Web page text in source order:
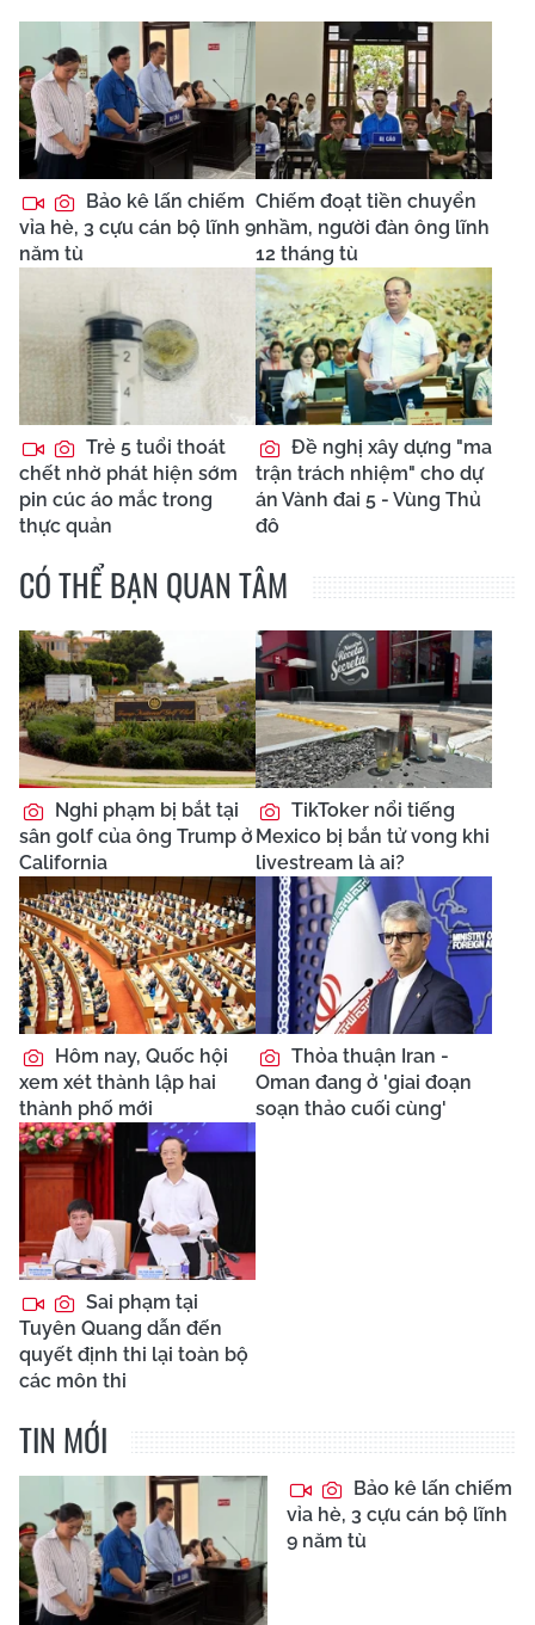
Bảo kê lấn chiếm
vỉa hè, 3 cựu cán bộ lĩnh 9
năm tù
Chiếm đoạt tiền chuyển
nhầm, người đàn ông lĩnh
12 tháng tù
Trẻ 5 tuổi thoát
chết nhờ phát hiện sớm
pin cúc áo mắc trong
thực quản
Đề nghị xây dựng "ma
trận trách nhiệm" cho dự
án Vành đai 5 - Vùng Thủ
đô
CÓ THỂ BẠN QUAN TÂM
Nghi phạm bị bắt tại
sân golf của ông Trump ở
California
TikToker nổi tiếng
Mexico bị bắn tử vong khi
livestream là ai?
Hôm nay, Quốc hội
xem xét thành lập hai
thành phố mới
Thỏa thuận Iran -
Oman đang ở 'giai đoạn
soạn thảo cuối cùng'
Sai phạm tại
Tuyên Quang dẫn đến
quyết định thi lại toàn bộ
các môn thi
TIN MỚI
Bảo kê lấn chiếm
vỉa hè, 3 cựu cán bộ lĩnh
9 năm tù